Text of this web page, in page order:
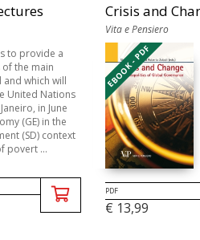
to provide a
the main
which will
United Nations
in June
(GE) in the
(SD) context
povert ...
Crisis and
Vita e Pensiero
EBOOK - PDF
PDF
€ 13,99